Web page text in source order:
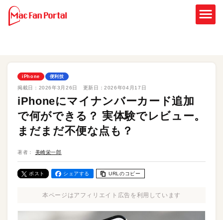
iPhone 便利技
掲載日： 2026年3月26日 更新日：2026年04月17日
iPhoneにマイナンバーカード追加
で何ができる？ 実体験でレビュー。
まだまだ不便な点も？
著者： 美崎栄一郎
ポスト シェアする URLのコピー
本ページはアフィリエイト広告を利用しています